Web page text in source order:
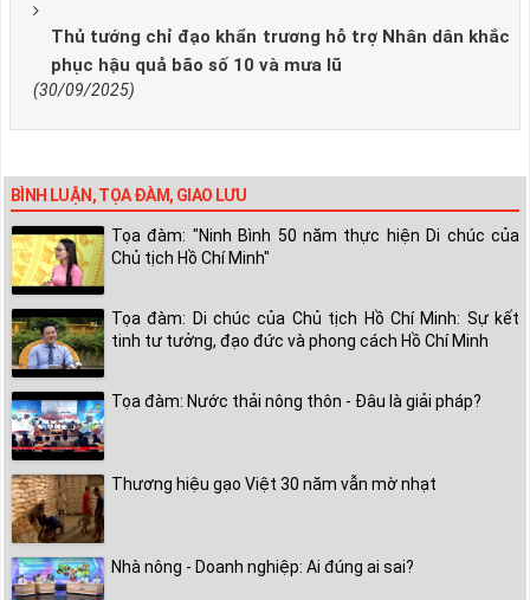
Thủ tướng chỉ đạo khẩn trương hỗ trợ Nhân dân khắc
phục hậu quả bão số 10 và mưa lũ
(30/09/2025)
BÌNH LUẬN, TỌA ĐÀM, GIAO LƯU
Tọa đàm: "Ninh Bình 50 năm thực hiện Di chúc của
Chủ tịch Hồ Chí Minh"
Tọa đàm: Di chúc của Chủ tịch Hồ Chí Minh: Sự kết
tinh tư tưởng, đạo đức và phong cách Hồ Chí Minh
Tọa đàm: Nước thải nông thôn - Đâu là giải pháp?
Thương hiệu gạo Việt 30 năm vẫn mờ nhạt
Nhà nông - Doanh nghiệp: Ai đúng ai sai?